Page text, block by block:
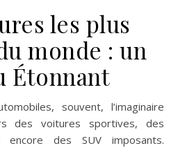
les plus
monde : un
Étonnant
des voitures sportives, des
encore des SUV imposants.